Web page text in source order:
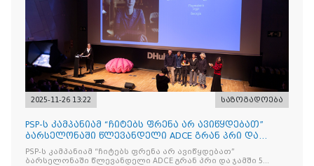
2025-11-26 13:22 საზოგადოება
PSP-ს კამპანიამ “ჩიტებს ფრენა არ ავიწყდებათ”
ბარსელონაში წლევანდელი ADCE გრან პრი და
ჯამში 5 ჯილდო მ
PSP-ს კამპანიამ “ჩიტებს ფრენა არ ავიწყდებათ”
ბარსელონაში წლევანდელი ADCE გრან პრი და ჯამში 5